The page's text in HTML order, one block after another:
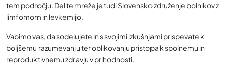
tem področju. Del te mreže je tudi Slovensko združenje bolnikov z
limfomom in levkemijo.
Vabimo vas, da sodelujete in s svojimi izkušnjami prispevate k
boljšemu razumevanju ter oblikovanju pristopa k spolnemu in
reproduktivnemu zdravju v prihodnosti.